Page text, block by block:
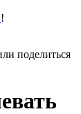
!
поделиться